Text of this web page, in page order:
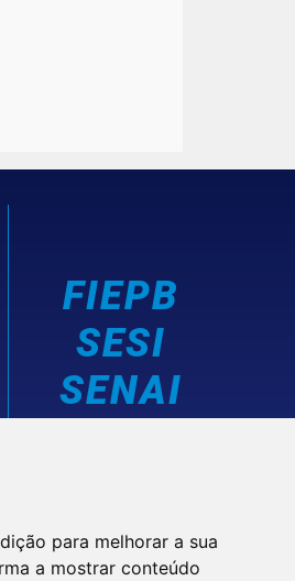
para melhorar a sua
a mostrar conteúdo
FIEPB
SESI
SENAI